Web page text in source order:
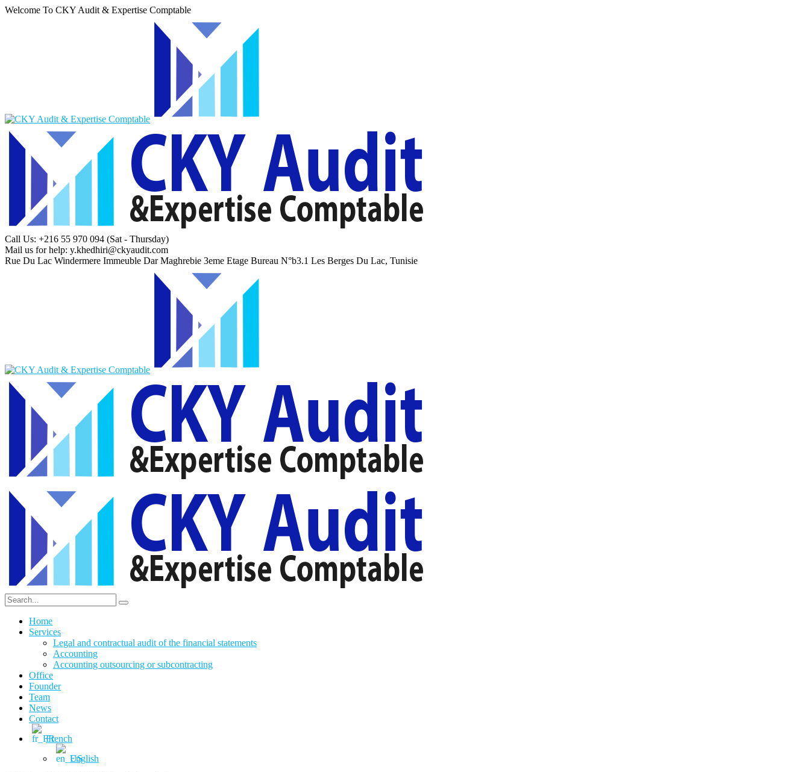
Welcome To CKY Audit & Expertise Comptable
Call Us: +216 55 970 094 (Sat - Thursday)
Mail us for help: y.khedhiri@ckyaudit.com
Rue Du Lac Windermere Immeuble Dar Maghrebie 3eme Etage Bureau N°b3.1 Les Berges Du Lac, Tunisie
Home
Services
Legal and contractual audit of the financial statements
Accounting
Accounting outsourcing or subcontracting
Office
Founder
Team
News
Contact
French
English